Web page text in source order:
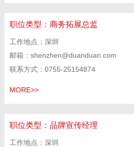
职位类型： 商务拓展总监
工作地点：深圳
邮箱：shenzhen@duanduan.com
联系方式：0755-25154874
MORE>>
职位类型： 品牌宣传经理
工作地点：深圳